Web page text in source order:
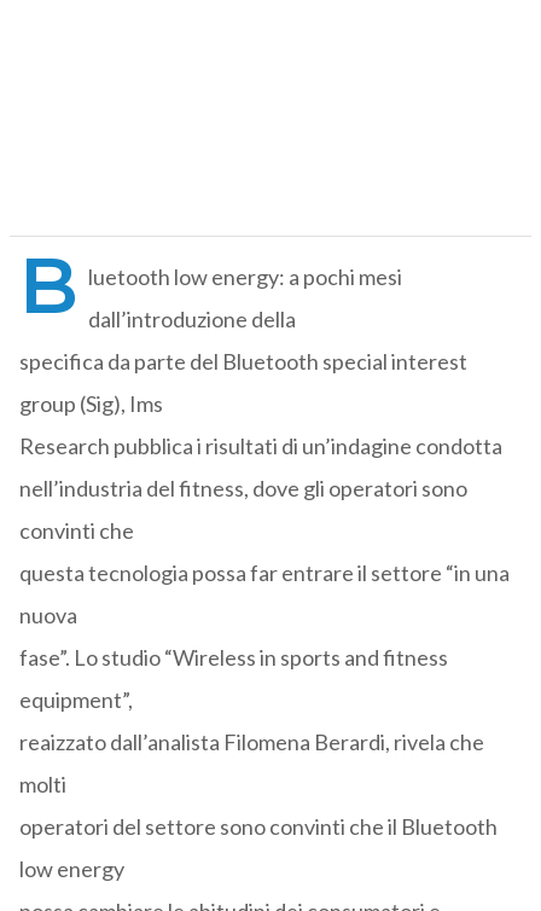
B luetooth low energy: a pochi mesi
dall’introduzione della
specifica da parte del Bluetooth special interest
group (Sig), Ims
Research pubblica i risultati di un’indagine condotta
nell’industria del fitness, dove gli operatori sono
convinti che
questa tecnologia possa far entrare il settore “in una
nuova
fase”. Lo studio “Wireless in sports and fitness
equipment”,
reaizzato dall’analista Filomena Berardi, rivela che
molti
operatori del settore sono convinti che il Bluetooth
low energy